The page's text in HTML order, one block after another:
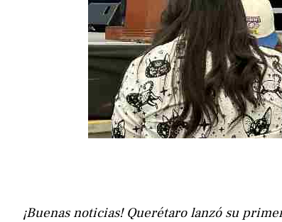
¡Buenas noticias! Querétaro lanzó su